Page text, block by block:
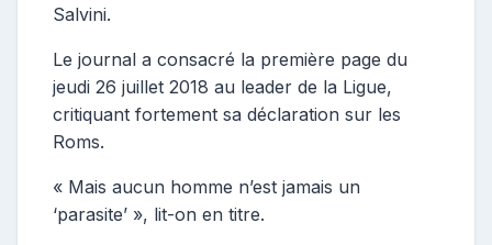
Salvini.
Le journal a consacré la première page du
jeudi 26 juillet 2018 au leader de la Ligue,
critiquant fortement sa déclaration sur les
Roms.
« Mais aucun homme n’est jamais un
‘parasite’ », lit-on en titre.